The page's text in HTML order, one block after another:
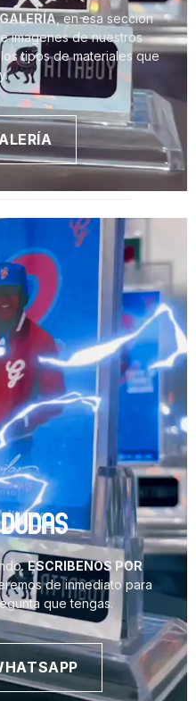
, en esa seccion
imagenes de nuestros
tipos de materiales que
ESCRIBENOS POR
de inmediato para
que tengas.